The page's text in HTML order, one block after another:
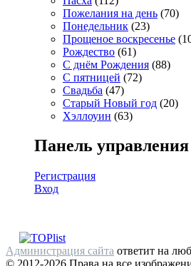
Пожелания на день (70)
Понедельник (23)
Прощеное воскресенье
Рождество (61)
С днём Рождения (88)
С пятницей (72)
Свадьба (47)
Старый Новый год (20)
Хэллоуин (63)
Панель управления
Регистрация
Вход
Администрация сайта ответит на